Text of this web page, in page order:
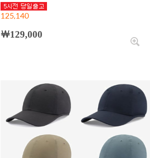
125,140
￦129,000